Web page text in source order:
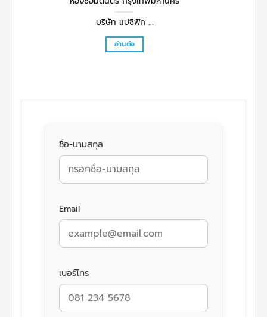
บริษัท แปซิฟิก ...
อ่านต่อ
ชื่อ-นามสกุล
Email
เบอร์โทร